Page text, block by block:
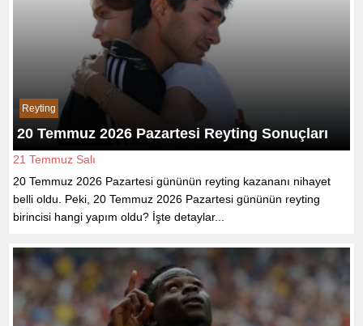
Reyting
20 Temmuz 2026 Pazartesi Reyting Sonuçları
21 Temmuz Salı
20 Temmuz 2026 Pazartesi gününün reyting kazananı nihayet
belli oldu. Peki, 20 Temmuz 2026 Pazartesi gününün reyting
birincisi hangi yapım oldu? İşte detaylar...